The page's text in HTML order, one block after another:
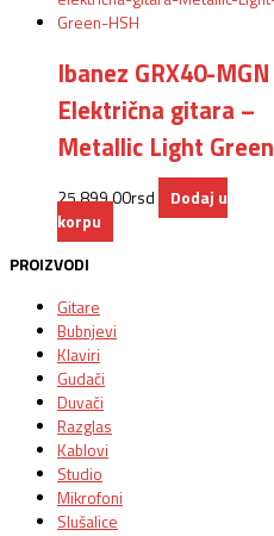
Ibanez GRX40-MGN
Električna gitara –
Metallic Light Green
25.899,00rsd
Dodaj u
korpu
PROIZVODI
Gitare
Bubnjevi
Klaviri
Gudači
Duvači
Razglas
Kablovi
Studio
Mikrofoni
Slušalice